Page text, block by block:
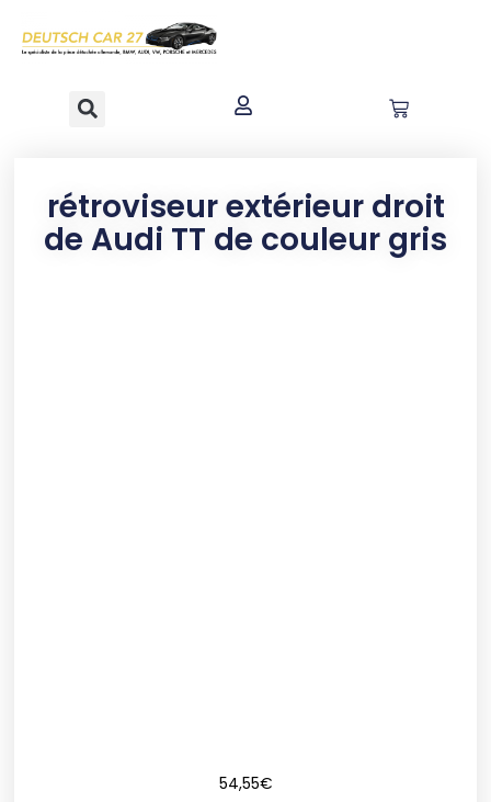
principal
rétroviseur extérieur droit
de Audi TT de couleur gris
54,55€